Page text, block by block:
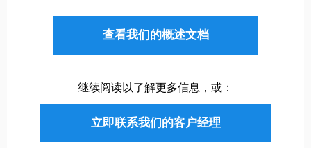
查看我们的概述文档
继续阅读以了解更多信息，或：
立即联系我们的客户经理